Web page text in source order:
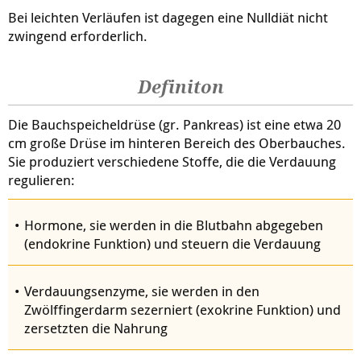
Bei leichten Verläufen ist dagegen eine Nulldiät nicht
zwingend erforderlich.
Definiton
Die Bauchspeicheldrüse (gr. Pankreas) ist eine etwa 20
cm große Drüse im hinteren Bereich des Oberbauches.
Sie produziert verschiedene Stoffe, die die Verdauung
regulieren:
Hormone, sie werden in die Blutbahn abgegeben
(endokrine Funktion) und steuern die Verdauung
Verdauungsenzyme, sie werden in den
Zwölffingerdarm sezerniert (exokrine Funktion) und
zersetzten die Nahrung